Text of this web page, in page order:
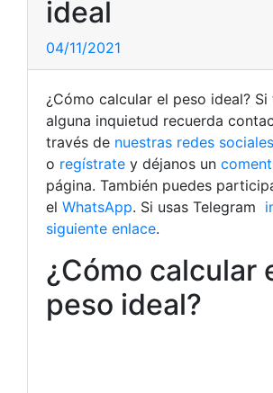
ideal
04/11/2021
¿Cómo calcular el peso ideal? Si
alguna inquietud recuerda
través de nuestras redes sociales
o regístrate y déjanos un
página. También puedes
el WhatsApp. Si usas Telegram
siguiente enlace.
¿Cómo calcular
peso ideal?